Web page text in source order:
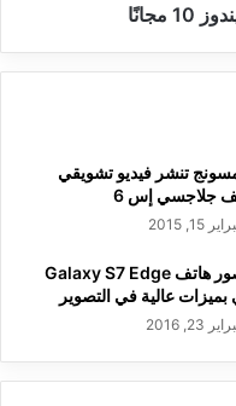
تنشر فيديو تشويقي
جلاجسي إس 6
15, 2015
بالصور هاتف Galaxy S7 Edge
بميزات عالية في التصوير
23, 2016